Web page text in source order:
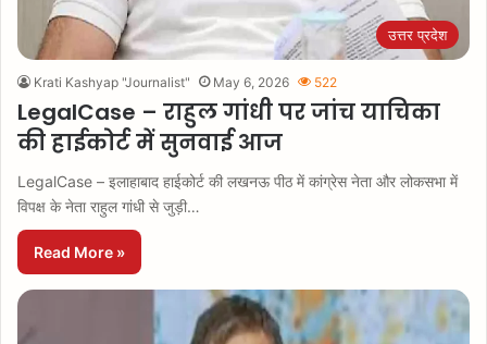
उत्तर प्रदेश
Krati Kashyap "Journalist" May 6, 2026 522
LegalCase – राहुल गांधी पर जांच याचिका
की हाईकोर्ट में सुनवाई आज
LegalCase – इलाहाबाद हाईकोर्ट की लखनऊ पीठ में कांग्रेस नेता और लोकसभा में
विपक्ष के नेता राहुल गांधी से जुड़ी…
Read More »